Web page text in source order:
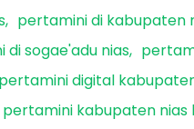
pertamini di kabupaten
di sogae'adu nias
pertamini digital
pertamini kabupaten nias